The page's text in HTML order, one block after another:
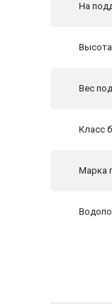
На
Вес
Класс
Марка